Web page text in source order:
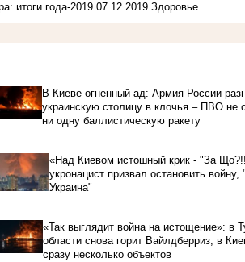
итоги года-2019 07.12.2019 Здоровье
В Киеве огненный ад: Армия России
украинскую столицу в клочья – ПВО не
ни одну баллистическую ракету
«Над Киевом истошный крик - "За
укронацист призвал остановить войну,
Украина"
«Так выглядит война на истощение»: в
области снова горит Вайлдберриз, в
сразу несколько объектов